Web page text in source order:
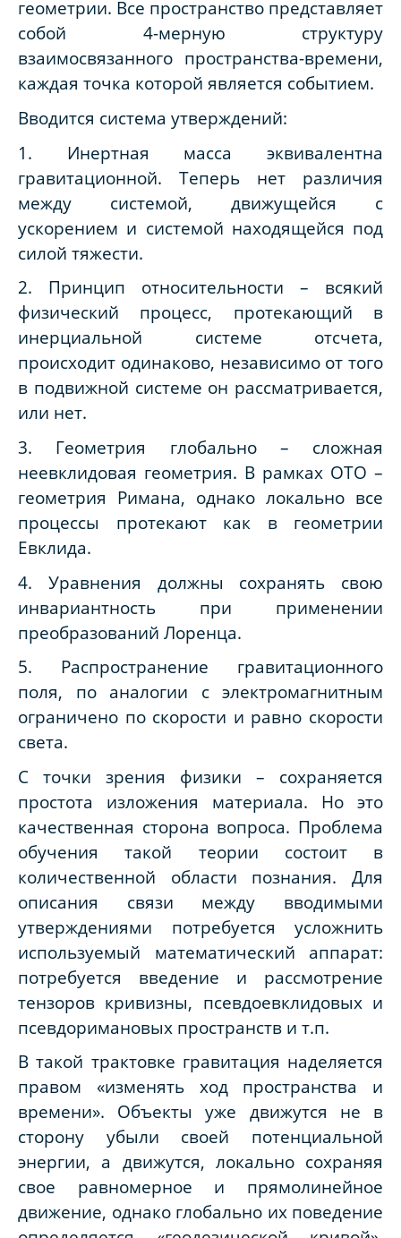
геометрии. Все пространство представляет
собой 4-мерную структуру
взаимосвязанного пространства-времени,
каждая точка которой является событием.
Вводится система утверждений:
1. Инертная масса эквивалентна
гравитационной. Теперь нет различия
между системой, движущейся с
ускорением и системой находящейся под
силой тяжести.
2. Принцип относительности – всякий
физический процесс, протекающий в
инерциальной системе отсчета,
происходит одинаково, независимо от того
в подвижной системе он рассматривается,
или нет.
3. Геометрия глобально – сложная
неевклидовая геометрия. В рамках ОТО –
геометрия Римана, однако локально все
процессы протекают как в геометрии
Евклида.
4. Уравнения должны сохранять свою
инвариантность при применении
преобразований Лоренца.
5. Распространение гравитационного
поля, по аналогии с электромагнитным
ограничено по скорости и равно скорости
света.
С точки зрения физики – сохраняется
простота изложения материала. Но это
качественная сторона вопроса. Проблема
обучения такой теории состоит в
количественной области познания. Для
описания связи между вводимыми
утверждениями потребуется усложнить
используемый математический аппарат:
потребуется введение и рассмотрение
тензоров кривизны, псевдоевклидовых и
псевдоримановых пространств и т.п.
В такой трактовке гравитация наделяется
правом «изменять ход пространства и
времени». Объекты уже движутся не в
сторону убыли своей потенциальной
энергии, а движутся, локально сохраняя
свое равномерное и прямолинейное
движение, однако глобально их поведение